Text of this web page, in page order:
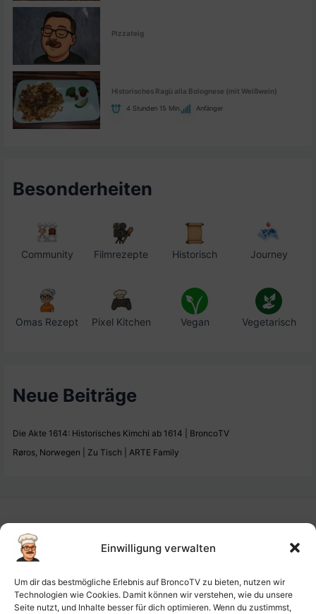
Einwilligung verwalten
Um dir das bestmögliche Erlebnis auf BroncoTV zu bieten, nutzen wir
Technologien wie Cookies. Damit können wir verstehen, wie du unsere
Seite nutzt, und Inhalte besser für dich optimieren. Wenn du zustimmst,
Pizzateig
Historisches Ragù alla Bolognese (mit Weißwein)
4 Stunden 15 Min. Anfänger
Besonderheiten
Community Filmrezepte Historisch Journey
Omas Rezept Pixel Kitchen Vegan Vegetarisch
Neue Beiträge
Die Akte 1614: Historisches Kimchi ab 1614 | BroncoTV
Røros, Norwegen | Zu Tisch | ARTE Family
Datenschutz-Haftung
Cookie-Richtlinie (EU)